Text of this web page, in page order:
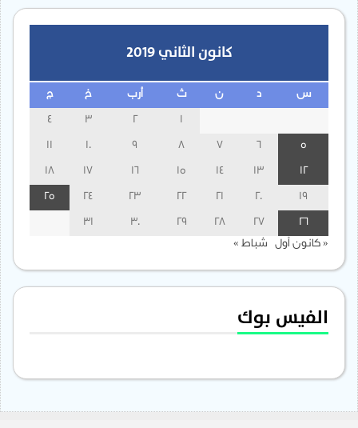
كانون الثاني 2019
س ن ث أرب خ ج
3
13
14
15
16
17
18
19
20
21
22
23
24
25
26
27
28
29
30
31
« كانون أول شباط »
الفيس بوك